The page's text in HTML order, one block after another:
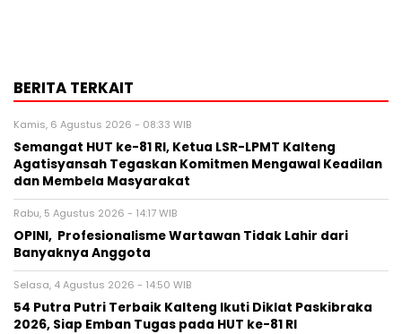
BERITA TERKAIT
Kamis, 6 Agustus 2026 - 08:33 WIB
Semangat HUT ke-81 RI, Ketua LSR-LPMT Kalteng
Agatisyansah Tegaskan Komitmen Mengawal Keadilan
dan Membela Masyarakat
Rabu, 5 Agustus 2026 - 14:17 WIB
OPINI, Profesionalisme Wartawan Tidak Lahir dari
Banyaknya Anggota
Selasa, 4 Agustus 2026 - 14:50 WIB
54 Putra Putri Terbaik Kalteng Ikuti Diklat Paskibraka
2026, Siap Emban Tugas pada HUT ke-81 RI